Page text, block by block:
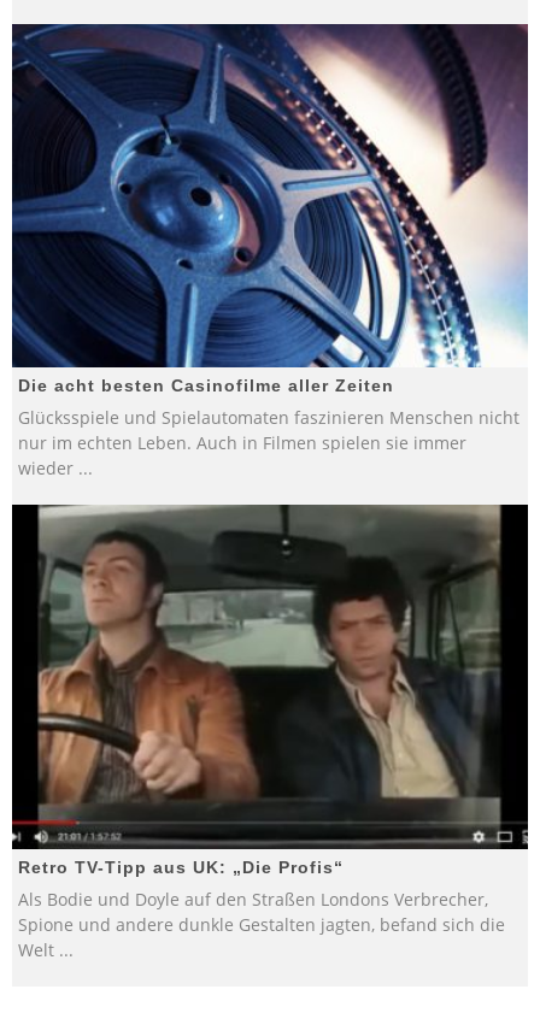
Die acht besten Casinofilme aller Zeiten
Glücksspiele und Spielautomaten faszinieren Menschen nicht
nur im echten Leben. Auch in Filmen spielen sie immer
wieder ...
Retro TV-Tipp aus UK: „Die Profis“
Als Bodie und Doyle auf den Straßen Londons Verbrecher,
Spione und andere dunkle Gestalten jagten, befand sich die
Welt ...